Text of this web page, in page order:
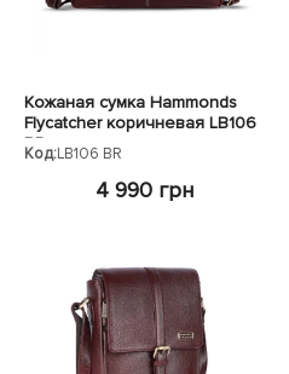
Кожаная сумка Hammonds
Flycatcher коричневая LB106
BR
Код:LB106 BR
4 990 грн